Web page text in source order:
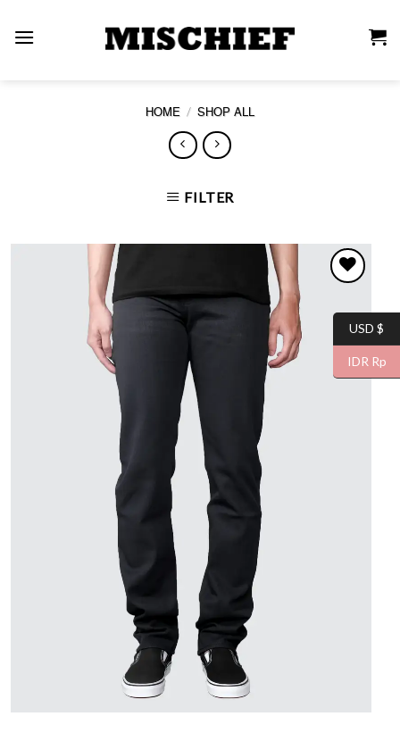
HOME / SHOP ALL
FILTER
WISHLIST
USD $
IDR Rp